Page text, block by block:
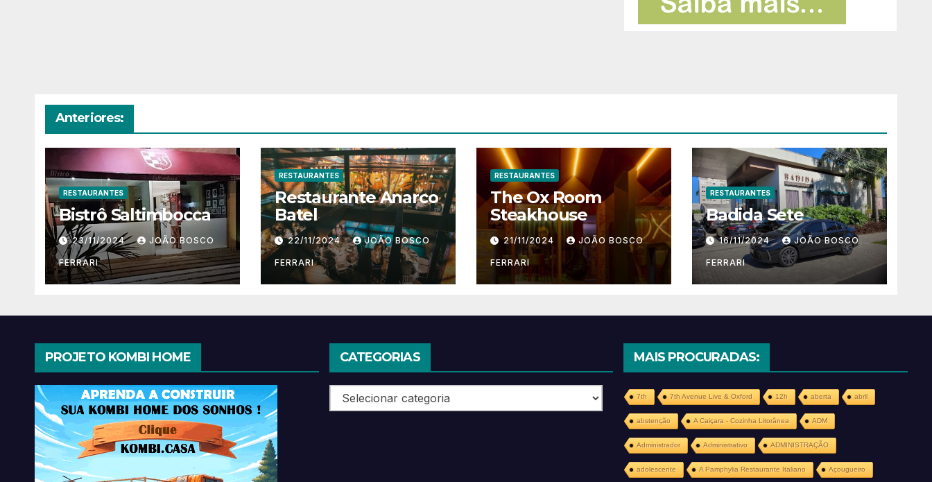
Anteriores:
RESTAURANTES
Bistrô Saltimbocca
23/11/2024 JOÃO BOSCO
FERRARI
RESTAURANTES
Restaurante Anarco
Batel
22/11/2024 JOÃO BOSCO
FERRARI
RESTAURANTES
The Ox Room
Steakhouse
21/11/2024 JOÃO BOSCO
FERRARI
RESTAURANTES
Badida Sete
16/11/2024 JOÃO BOSCO
FERRARI
PROJETO KOMBI HOME CATEGORIAS
Categorias
MAIS PROCURADAS:
7th 7th Avenue Live & Oxford 12h aberta abril
abstenção A Caiçara - Cozinha Litorânea ADM
Administrador Administrativo ADMINISTRAÇÃO
adolescente A Pamphylia Restaurante Italiano Açougueiro